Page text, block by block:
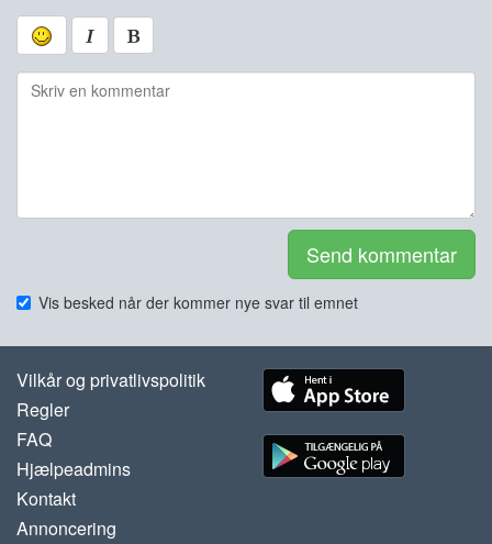
Send kommentar
Vis besked når der kommer nye svar til emnet
Vilkår og privatlivspolitik
Regler
FAQ
Hjælpeadmins
Kontakt
Annoncering